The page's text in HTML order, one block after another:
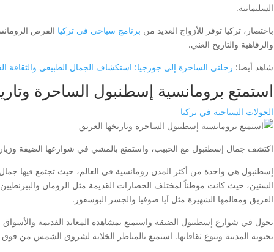
السليمانية.
باختصار، تركيا توفر للأزواج العديد من برنامج سياحي في تركيا الفرص
والرفاهية والتاريخ الغني.
شاهد أيضا: رحلتي الساحرة إلى جورجيا: استكشاف الجمال الطبيعي والثقافة
استمتع برومانسية إسطنبول الساحرة
الجولات السياحية في تركيا
اكتشف جمال إسطنبول مع الحبيب، واستمتع بالمشي في شوارعها الضيقة وزيارة
إسطنبول هي واحدة من أكثر المدن رومانسية في العالم، حيث تجتمع فيها جمال
السنين، حيث كانت موطناً لمختلف الحضارات القديمة مثل الرومان والبيزنطيين
العريق ومعالمها الشهيرة مثل آيا صوفيا والجسر البوسفور.
تجول في شوارع إسطنبول الضيقة واستمتع بمشاهدة المعابد القديمة والأسواق
بحيوية المدينة وتنوع ثقافاتها. استمتع بالمناظر الخلابة لشروق الشمس من